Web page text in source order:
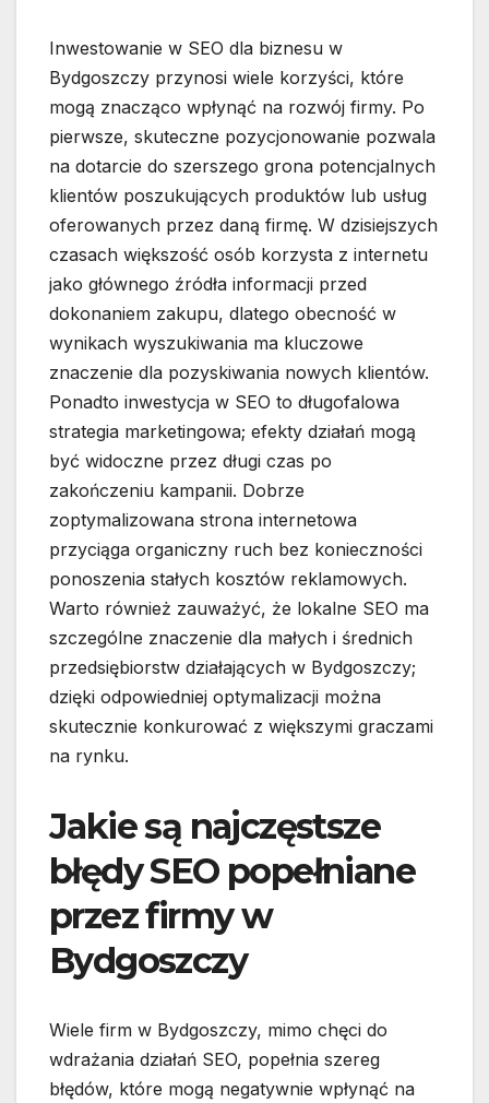
Inwestowanie w SEO dla biznesu w
Bydgoszczy przynosi wiele korzyści, które
mogą znacząco wpłynąć na rozwój firmy. Po
pierwsze, skuteczne pozycjonowanie pozwala
na dotarcie do szerszego grona potencjalnych
klientów poszukujących produktów lub usług
oferowanych przez daną firmę. W dzisiejszych
czasach większość osób korzysta z internetu
jako głównego źródła informacji przed
dokonaniem zakupu, dlatego obecność w
wynikach wyszukiwania ma kluczowe
znaczenie dla pozyskiwania nowych klientów.
Ponadto inwestycja w SEO to długofalowa
strategia marketingowa; efekty działań mogą
być widoczne przez długi czas po
zakończeniu kampanii. Dobrze
zoptymalizowana strona internetowa
przyciąga organiczny ruch bez konieczności
ponoszenia stałych kosztów reklamowych.
Warto również zauważyć, że lokalne SEO ma
szczególne znaczenie dla małych i średnich
przedsiębiorstw działających w Bydgoszczy;
dzięki odpowiedniej optymalizacji można
skutecznie konkurować z większymi graczami
na rynku.
Jakie są najczęstsze
błędy SEO popełniane
przez firmy w
Bydgoszczy
Wiele firm w Bydgoszczy, mimo chęci do
wdrażania działań SEO, popełnia szereg
błędów, które mogą negatywnie wpłynąć na